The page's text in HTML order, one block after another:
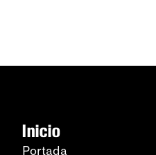
Inicio
Portada